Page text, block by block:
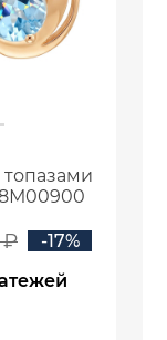
топазами
₽
-17%